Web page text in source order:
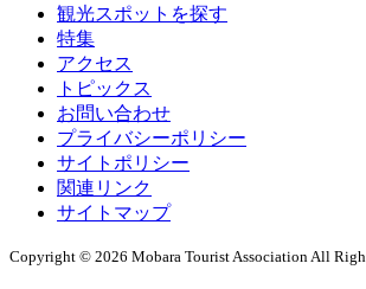
観光スポットを探す
特集
アクセス
トピックス
お問い合わせ
プライバシーポリシー
サイトポリシー
関連リンク
サイトマップ
Copyright © 2026 Mobara Tourist Association All